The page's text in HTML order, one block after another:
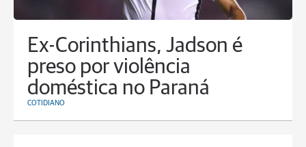
Ex-Corinthians, Jadson é
preso por violência
doméstica no Paraná
COTIDIANO